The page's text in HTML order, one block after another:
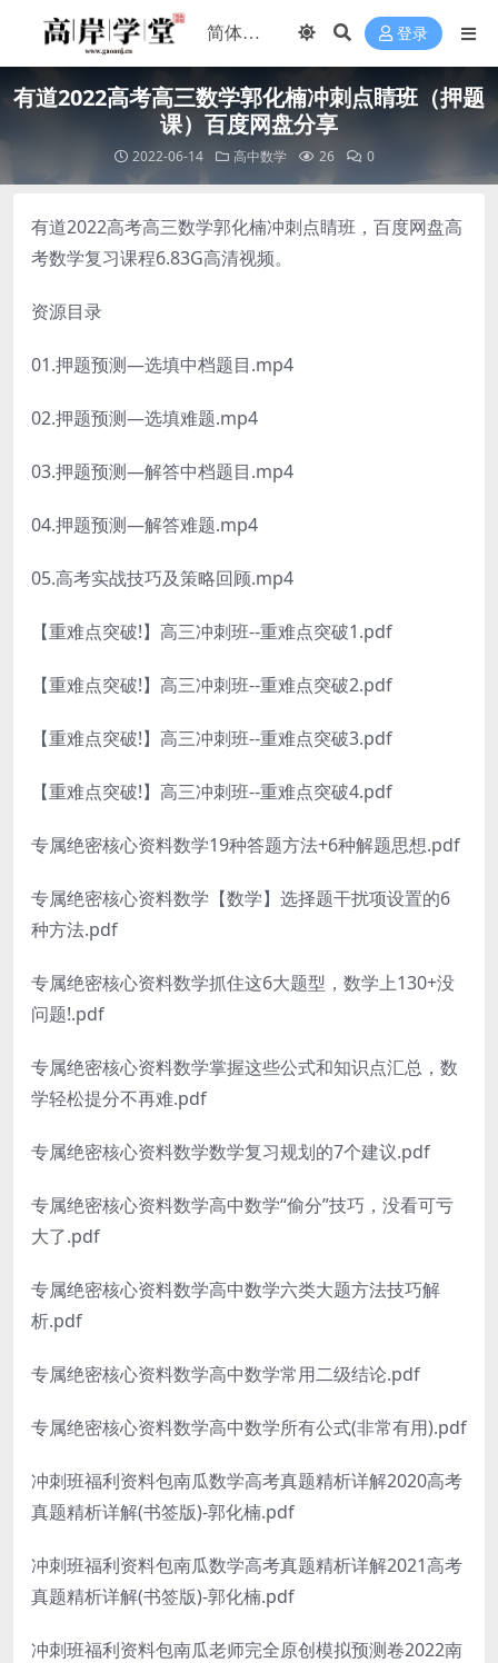
登录
有道2022高考高三数学郭化楠冲刺点睛班（押题
课）百度网盘分享
2022-06-14 高中数学 26 0
有道2022高考高三数学郭化楠冲刺点睛班，百度网盘高
考数学复习课程6.83G高清视频。
资源目录
01.押题预测—选填中档题目.mp4
02.押题预测—选填难题.mp4
03.押题预测—解答中档题目.mp4
04.押题预测—解答难题.mp4
05.高考实战技巧及策略回顾.mp4
【重难点突破!】高三冲刺班--重难点突破1.pdf
【重难点突破!】高三冲刺班--重难点突破2.pdf
【重难点突破!】高三冲刺班--重难点突破3.pdf
【重难点突破!】高三冲刺班--重难点突破4.pdf
专属绝密核心资料数学19种答题方法+6种解题思想.pdf
专属绝密核心资料数学【数学】选择题干扰项设置的6
种方法.pdf
专属绝密核心资料数学抓住这6大题型，数学上130+没
问题!.pdf
专属绝密核心资料数学掌握这些公式和知识点汇总，数
学轻松提分不再难.pdf
专属绝密核心资料数学数学复习规划的7个建议.pdf
专属绝密核心资料数学高中数学“偷分”技巧，没看可亏
大了.pdf
专属绝密核心资料数学高中数学六类大题方法技巧解
析.pdf
专属绝密核心资料数学高中数学常用二级结论.pdf
专属绝密核心资料数学高中数学所有公式(非常有用).pdf
冲刺班福利资料包南瓜数学高考真题精析详解2020高考
真题精析详解(书签版)-郭化楠.pdf
冲刺班福利资料包南瓜数学高考真题精析详解2021高考
真题精析详解(书签版)-郭化楠.pdf
冲刺班福利资料包南瓜老师完全原创模拟预测卷2022南